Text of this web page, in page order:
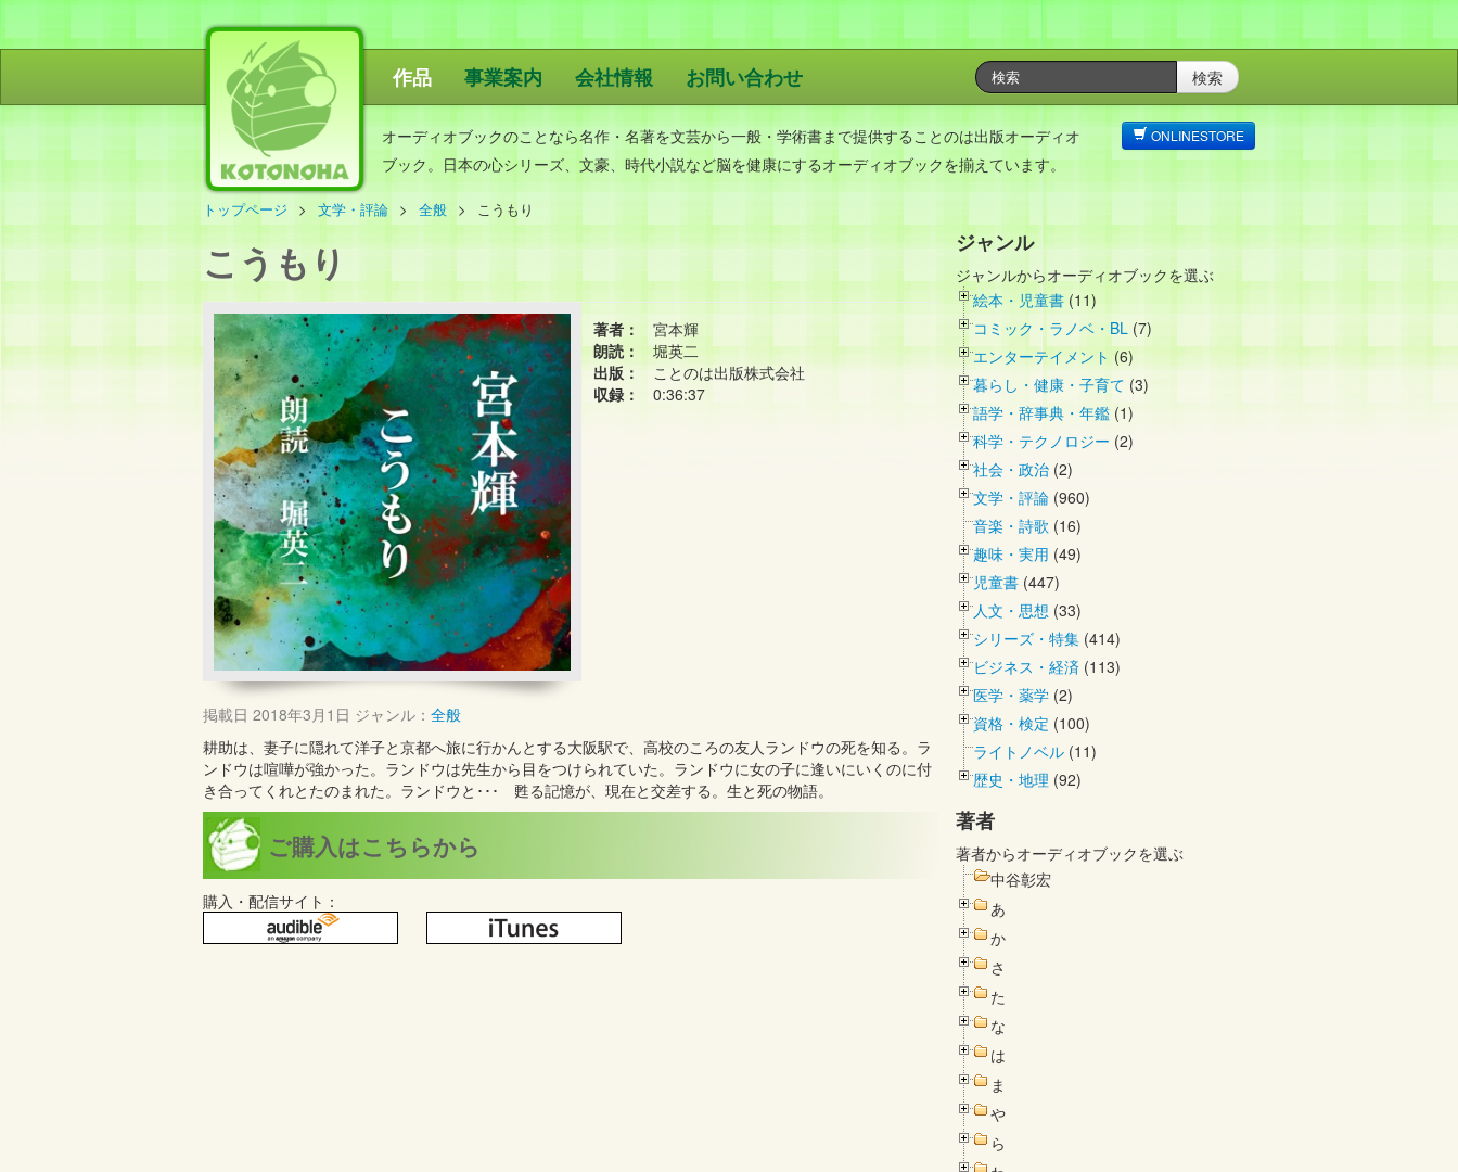
ことのは出版
作品 事業案内 会社情報 お問い合わせ 検索
オーディオブックのことなら名作・名著を文芸から一般・学術書まで提供することのは出版オーディオ
ブック。日本の心シリーズ、文豪、時代小説など脳を健康にするオーディオブックを揃えています。
ONLINESTORE
トップページ 文学・評論 全般 こうもり
こうもり
著者：
宮本輝
朗読：
堀英二
出版：
ことのは出版株式会社
収録：
0:36:37
掲載日 2018年3月1日 ジャンル： 全般
耕助は、妻子に隠れて洋子と京都へ旅に行かんとする大阪駅で、高校のころの友人ランドウの死を知る。ラ
ンドウは喧嘩が強かった。ランドウは先生から目をつけられていた。ランドウに女の子に逢いにいくのに付
き合ってくれとたのまれた。ランドウと･･･ 甦る記憶が、現在と交差する。生と死の物語。
ご購入はこちらから
購入・配信サイト：
ジャンル
ジャンルからオーディオブックを選ぶ
絵本・児童書 (11)
コミック・ラノベ・BL (7)
エンターテイメント (6)
暮らし・健康・子育て (3)
語学・辞事典・年鑑 (1)
科学・テクノロジー (2)
社会・政治 (2)
文学・評論 (960)
音楽・詩歌 (16)
趣味・実用 (49)
児童書 (447)
人文・思想 (33)
シリーズ・特集 (414)
ビジネス・経済 (113)
医学・薬学 (2)
資格・検定 (100)
ライトノベル (11)
歴史・地理 (92)
著者
著者からオーディオブックを選ぶ
中谷彰宏
あ
か
さ
た
な
は
ま
や
ら